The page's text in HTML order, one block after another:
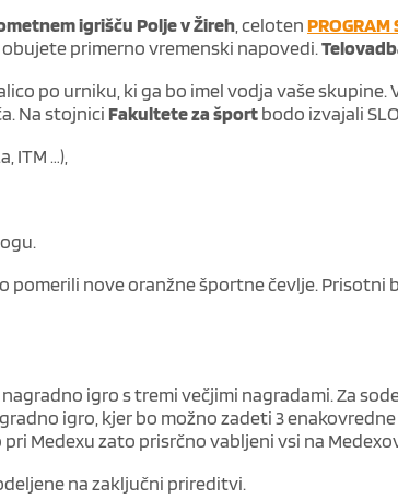
igrišču Polje v Žireh, celotenPROGRAM
primerno vremenski napovedi.
po urniku, ki ga bo imel vodja vaše
Na stojniciFakultete za športbodo izvajali
ITM …),
pomerili nove oranžne športne čevlje. Prisotni
igro s tremi večjimi nagradami. Za
igro, kjer bo možno zadeti 3
Medexu zato prisrčno vabljeni vsi na
na zaključni prireditvi.